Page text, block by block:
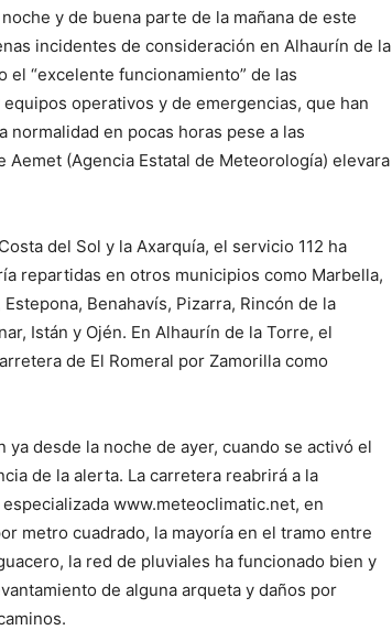
y de buena parte de la mañana de este
incidentes de consideración en Alhaurín de la
el “excelente funcionamiento” de las
operativos y de emergencias, que han
en pocas horas pese a las
(Agencia Estatal de Meteorología) elevara
del Sol y la Axarquía, el servicio 112 ha
repartidas en otros municipios como Marbella,
Benahavís, Pizarra, Rincón de la
Istán y Ojén. En Alhaurín de la Torre, el
de El Romeral por Zamorilla como
desde la noche de ayer, cuando se activó el
de la alerta. La carretera reabrirá a la
www.meteoclimatic.net, en
metro cuadrado, la mayoría en el tramo entre
la red de pluviales ha funcionado bien y
de alguna arqueta y daños por